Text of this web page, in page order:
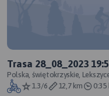
Trasa 28_08_2023
Polska, świętokrzyskie,
1.3/6
12,7 km 0:35